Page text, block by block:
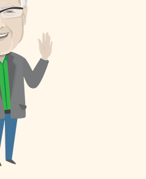
Premières Nations Du 14 au
16 juillet, des chefs représentant
plus de 630 Premières Nations
se sont réunis à Ottawa pour
l’assemblée générale annuelle
de l’Assemblée des Premières
Nations (APN). La rencontre se
déroule après une année
marquée par des tensions entre
les chefs des Premières Nations
et […]